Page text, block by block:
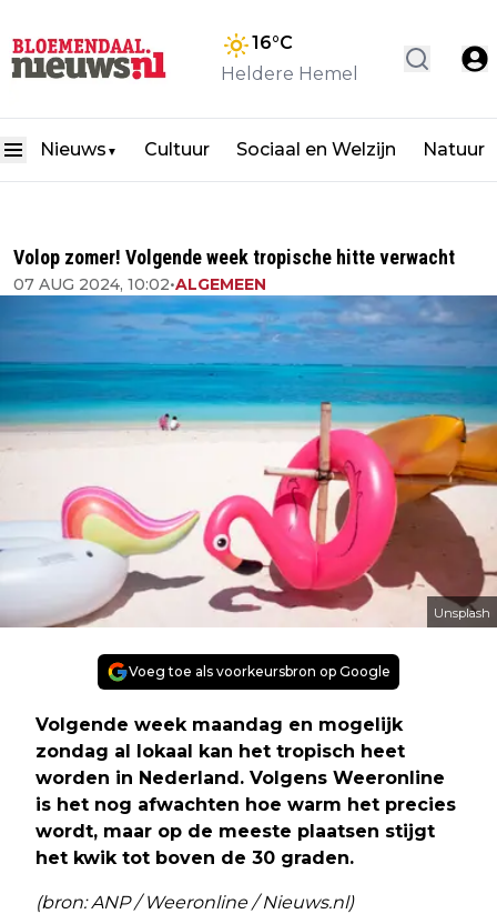
16°C
Heldere Hemel
Nieuws ▼ Cultuur Sociaal en Welzijn Natuur
Volop zomer! Volgende week tropische hitte verwacht
07 AUG 2024, 10:02•ALGEMEEN
Unsplash
Voeg toe als voorkeursbron op Google
Volgende week maandag en mogelijk
zondag al lokaal kan het tropisch heet
worden in Nederland. Volgens Weeronline
is het nog afwachten hoe warm het precies
wordt, maar op de meeste plaatsen stijgt
het kwik tot boven de 30 graden.
(bron: ANP / Weeronline / Nieuws.nl)